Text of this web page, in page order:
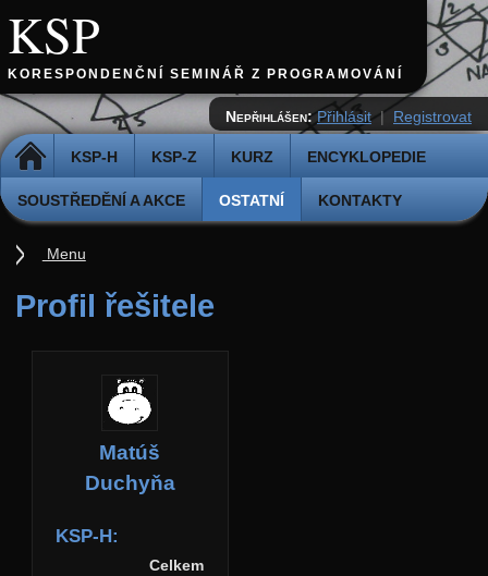
KSP
KORESPONDENČNÍ SEMINÁŘ Z PROGRAMOVÁNÍ
DOMŮ KSP-H KSP-Z KURZ ENCYKLOPEDIE
SOUSTŘEDĚNÍ A AKCE OSTATNÍ KONTAKTY
Nepřihlášen: Přihlásit | Registrovat
Profil řešitele
Matúš
Duchyňa
KSP-H:
Celkem
Menu